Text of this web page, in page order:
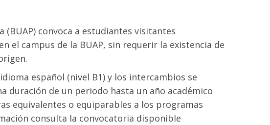
convoca a estudiantes visitantes
el campus de la BUAP, sin requerir la existencia de
español (nivel B1) y los intercambios se
duración de un periodo hasta un año académico
equivalentes o equiparables a los programas
consulta la convocatoria disponible